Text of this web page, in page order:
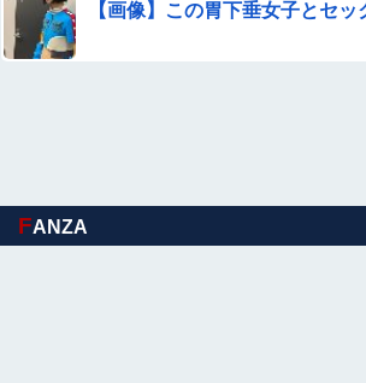
【画像】この胃下垂女子とセッ
FANZA